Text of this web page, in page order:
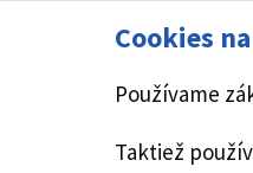
Cookies
Používame
Taktiež